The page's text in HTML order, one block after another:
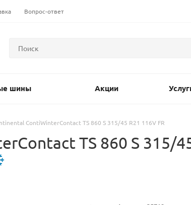
Вопрос-ответ
шины Акции
ContiWinterContact TS 860 S 315/45 R21 116V FR
TS 860 S 315/